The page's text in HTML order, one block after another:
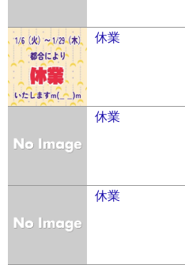
休業
休業
休業